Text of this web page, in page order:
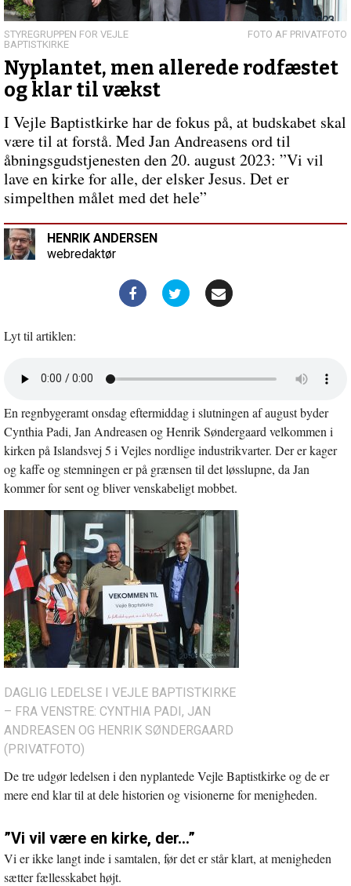
STYREGRUPPEN FOR VEJLE
BAPTISTKIRKE
PRIVATFOTO
Nyplantet, men allerede rodfæstet
og klar til vækst
I Vejle Baptistkirke har de fokus på, at budskabet skal
være til at forstå. Med Jan Andreasens ord til
åbningsgudstjenesten den 20. august 2023: ”Vi vil
lave en kirke for alle, der elsker Jesus. Det er
simpelthen målet med det hele”
HENRIK ANDERSEN
webredaktør
Lyt til artiklen:
nyt
vindue
En regnbygeramt onsdag eftermiddag i slutningen af august byder
Cynthia Padi, Jan Andreasen og Henrik Søndergaard velkommen i
kirken på Islandsvej 5 i Vejles nordlige industrikvarter. Der er kager
og kaffe og stemningen er på grænsen til det løsslupne, da Jan
kommer for sent og bliver venskabeligt mobbet.
DAGLIG LEDELSE I VEJLE BAPTISTKIRKE
– FRA VENSTRE: CYNTHIA PADI, JAN
ANDREASEN OG HENRIK SØNDERGAARD
(PRIVATFOTO)
De tre udgør ledelsen i den nyplantede Vejle Baptistkirke og de er
mere end klar til at dele historien og visionerne for menigheden.
”Vi vil være en kirke, der…”
Vi er ikke langt inde i samtalen, før det er står klart, at menigheden
sætter fællesskabet højt.